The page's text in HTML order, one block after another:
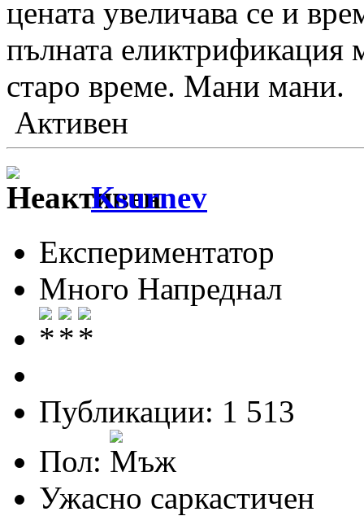
цената увеличава се и
пълната еликтрификация
старо време. Мани мани.
Активен
Ksurnev
Експериментатор
Много Напреднал
Публикации: 1 513
Пол:
Ужасно саркастичен